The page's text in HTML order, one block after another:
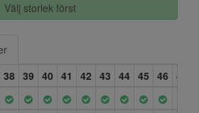
Välj storlek först
38 39 40 41 42 43 44 45 46 47